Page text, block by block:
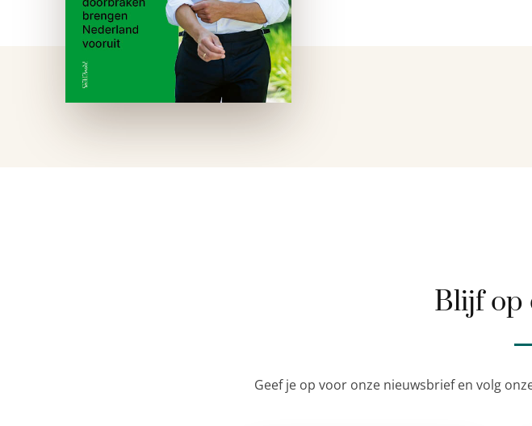
Blijf op
Geef je op voor onze nieuwsbrief en volg